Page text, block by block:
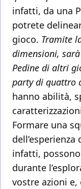
infatti, da una
potrete
gioco. Tramite
dimensioni,
Pedine di altri
party di quattro
hanno abilità,
Formare una
infatti,
durante
vostre azioni